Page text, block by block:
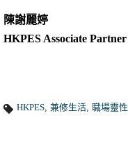
陳謝麗婷
HKPES Associate Partner
HKPES ,兼修生活 ,職場靈性